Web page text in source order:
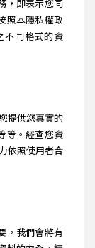
，即表示您同
照本隱私權政
不同格式的資
提供您真實的
等。經查您資
依照使用者合
，我們會將有